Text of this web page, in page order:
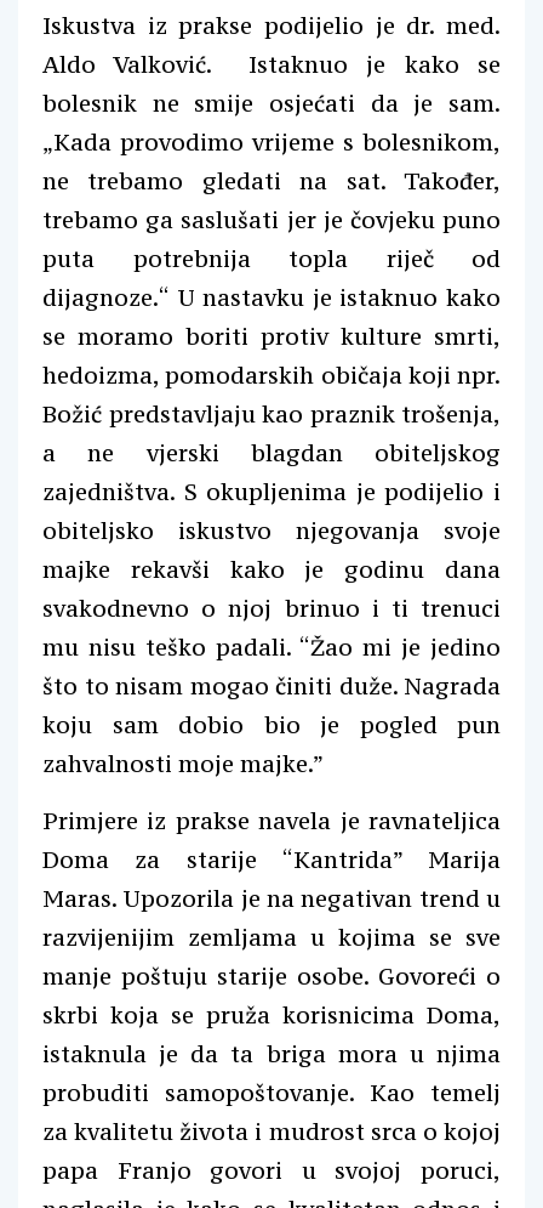
Iskustva iz prakse podijelio je dr. med.
Aldo Valković. Istaknuo je kako se
bolesnik ne smije osjećati da je sam.
„Kada provodimo vrijeme s bolesnikom,
ne trebamo gledati na sat. Također,
trebamo ga saslušati jer je čovjeku puno
puta potrebnija topla riječ od
dijagnoze.“ U nastavku je istaknuo kako
se moramo boriti protiv kulture smrti,
hedoizma, pomodarskih običaja koji npr.
Božić predstavljaju kao praznik trošenja,
a ne vjerski blagdan obiteljskog
zajedništva. S okupljenima je podijelio i
obiteljsko iskustvo njegovanja svoje
majke rekavši kako je godinu dana
svakodnevno o njoj brinuo i ti trenuci
mu nisu teško padali. “Žao mi je jedino
što to nisam mogao činiti duže. Nagrada
koju sam dobio bio je pogled pun
zahvalnosti moje majke.”
Primjere iz prakse navela je ravnateljica
Doma za starije “Kantrida” Marija
Maras. Upozorila je na negativan trend u
razvijenijim zemljama u kojima se sve
manje poštuju starije osobe. Govoreći o
skrbi koja se pruža korisnicima Doma,
istaknula je da ta briga mora u njima
probuditi samopoštovanje. Kao temelj
za kvalitetu života i mudrost srca o kojoj
papa Franjo govori u svojoj poruci,